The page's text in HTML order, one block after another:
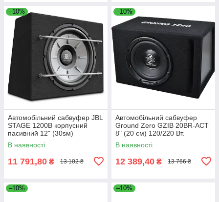
–10%
Автомобільний сабвуфер JBL
STAGE 1200B корпусний
пасивний 12" (30sм)
250/1000Вт 4Ом
В наявності
11 791,80 ₴ 13 102 ₴
–10%
Автомобільний сабвуфер
Ground Zero GZIB 20BR-ACT
8" (20 см) 120/220 Вт.
В наявності
12 389,40 ₴ 13 766 ₴
–10% –10%